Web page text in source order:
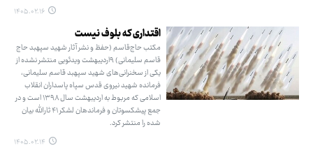
۱۴۰۵.۰۲.۱۶
اقتداری که بلوف نیست
مکتب حاج‌قاسم (حفظ و نشر آثار شهید سپهبد حاج
قاسم سلیمانی) ۹اردیبهشت ویدئویی منتشر نشده از
یکی از سخنرانی‌های شهید سپهبد قاسم سلیمانی،
فرمانده شهید نیروی قدس سپاه پاسداران انقلاب
اسلامی که مربوط به اردیبهشت سال ۱۳۹۸ است و در
جمع پیشکسوتان و فرماندهان لشکر ۴۱ ثارالله بیان
شده را منتشر کرد.
۱۴۰۵.۰۲.۱۴